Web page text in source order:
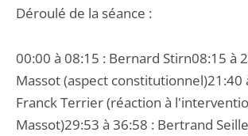
Déroulé de la séance :
00:00 à 08:15 : Bernard Stirn08:15 à
Massot (aspect constitutionnel)21:40
Franck Terrier (réaction à
Massot)29:53 à 36:58 : Bertrand